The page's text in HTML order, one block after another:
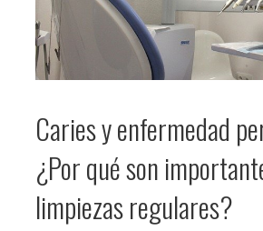
Caries y enfermedad
¿Por qué son
limpiezas regulares?